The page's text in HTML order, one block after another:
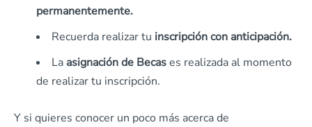
permanentemente.
Recuerda realizar tu inscripción con anticipación.
La asignación de Becases realizada al momento
de realizar tu inscripción.
Y si quieres conocer un poco más acerca de